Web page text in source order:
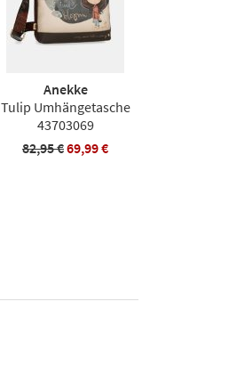
Anekke
Tulip Umhängetasche
43703069
82,95 €69,99 €